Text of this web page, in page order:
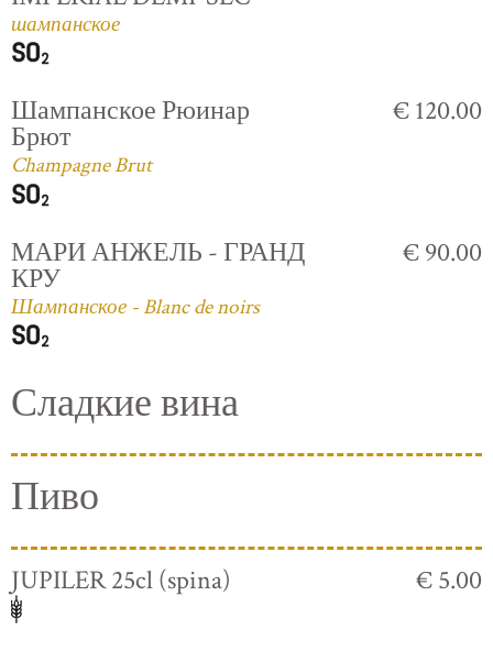
шампанское
Шампанское Рюинар
Брют
Champagne Brut
€ 120.00
МАРИ АНЖЕЛЬ - ГРАНД
КРУ
Шампанское - Blanc de noirs
€ 90.00
Сладкие вина
Пиво
JUPILER 25cl (spina) € 5.00